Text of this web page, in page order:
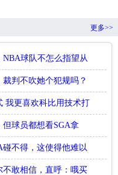
更多>>
球队不怎么指望从
判不吹她个犯规吗？
我更喜欢科比用技术打
球员都想看SGA拿
不得，这使得他难以
不敢相信，直呼：哦买